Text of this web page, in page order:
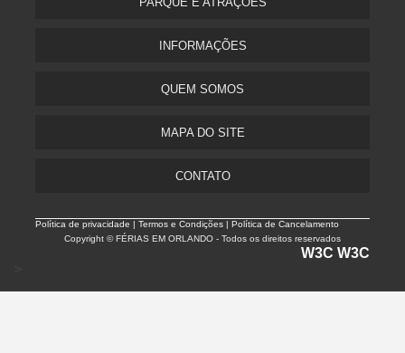
INFORMAÇÕES
QUEM SOMOS
MAPA DO SITE
CONTATO
Política de privacidade |Termos e Condições | Política de Cancelamento
Copyright © FÉRIAS EM ORLANDO - Todos os direitos reservados
W3C W3C